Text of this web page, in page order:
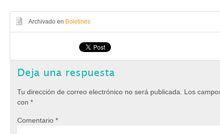
Archivado en Boletines
Deja una respuesta
Tu dirección de correo electrónico no será publicada.
Los
con *
Comentario *